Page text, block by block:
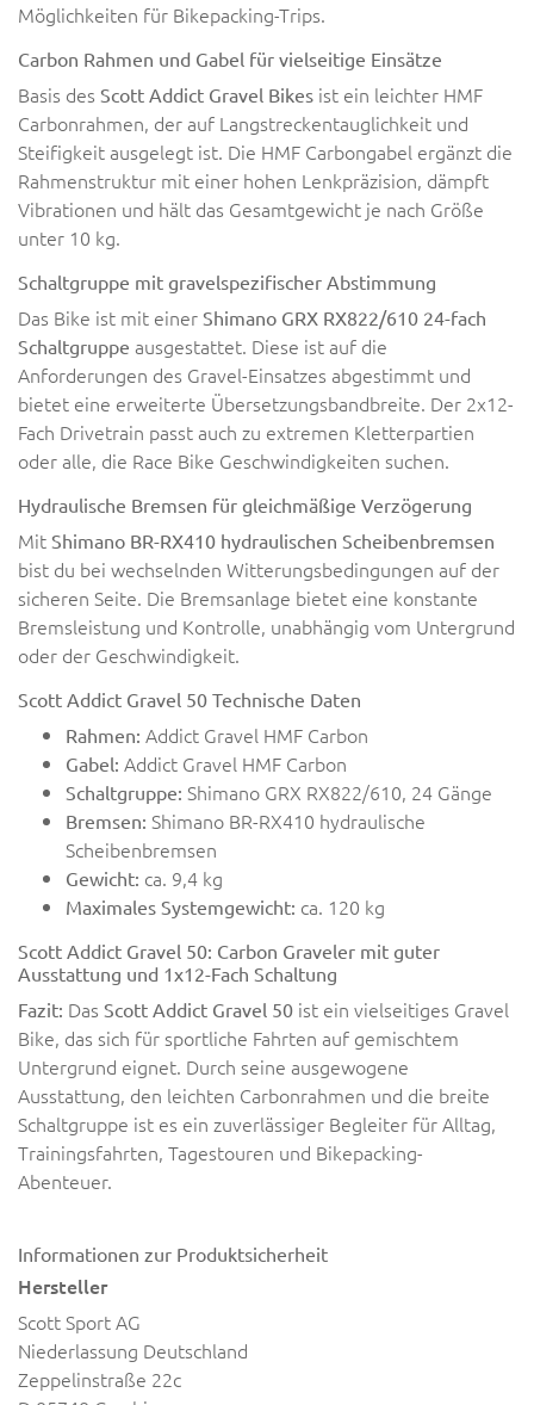
Möglichkeiten für Bikepacking-Trips.
Carbon Rahmen und Gabel für vielseitige Einsätze
Basis des Scott Addict Gravel Bikes ist ein leichter HMF
Carbonrahmen, der auf Langstreckentauglichkeit und
Steifigkeit ausgelegt ist. Die HMF Carbongabel ergänzt die
Rahmenstruktur mit einer hohen Lenkpräzision, dämpft
Vibrationen und hält das Gesamtgewicht je nach Größe
unter 10 kg.
Schaltgruppe mit gravelspezifischer Abstimmung
Das Bike ist mit einer Shimano GRX RX822/610 24-fach
Schaltgruppe ausgestattet. Diese ist auf die
Anforderungen des Gravel-Einsatzes abgestimmt und
bietet eine erweiterte Übersetzungsbandbreite. Der 2x12-
Fach Drivetrain passt auch zu extremen Kletterpartien
oder alle, die Race Bike Geschwindigkeiten suchen.
Hydraulische Bremsen für gleichmäßige Verzögerung
Mit Shimano BR-RX410 hydraulischen Scheibenbremsen
bist du bei wechselnden Witterungsbedingungen auf der
sicheren Seite. Die Bremsanlage bietet eine konstante
Bremsleistung und Kontrolle, unabhängig vom Untergrund
oder der Geschwindigkeit.
Scott Addict Gravel 50 Technische Daten
Rahmen: Addict Gravel HMF Carbon
Gabel: Addict Gravel HMF Carbon
Schaltgruppe: Shimano GRX RX822/610, 24 Gänge
Bremsen: Shimano BR-RX410 hydraulische
Scheibenbremsen
Gewicht: ca. 9,4 kg
Maximales Systemgewicht: ca. 120 kg
Scott Addict Gravel 50: Carbon Graveler mit guter
Ausstattung und 1x12-Fach Schaltung
Fazit: Das Scott Addict Gravel 50 ist ein vielseitiges Gravel
Bike, das sich für sportliche Fahrten auf gemischtem
Untergrund eignet. Durch seine ausgewogene
Ausstattung, den leichten Carbonrahmen und die breite
Schaltgruppe ist es ein zuverlässiger Begleiter für Alltag,
Trainingsfahrten, Tagestouren und Bikepacking-
Abenteuer.
Informationen zur Produktsicherheit
Hersteller
Scott Sport AG
Niederlassung Deutschland
Zeppelinstraße 22c